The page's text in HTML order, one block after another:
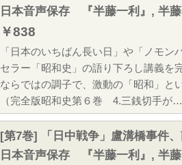
日本音声保存 『半藤一利』, 半
￥838
「日本のいちばん長い日」や「ノモ
セラー「昭和史」の語り下ろし講義を
ならではの調子で、激動の「昭和」と
（完全版昭和史第６巻 4.三銭切手が…
[第7巻] 「日中戦争」盧溝橋事件
日本音声保存 『半藤一利』, 半